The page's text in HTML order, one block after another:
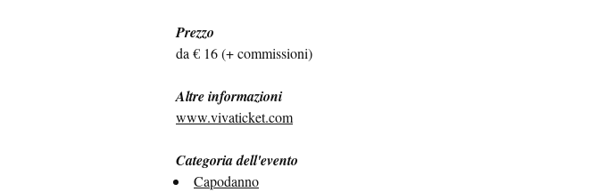
Prezzo
da € 16 (+ commissioni)
Altre informazioni
www.vivaticket.com
Categoria dell'evento
Capodanno